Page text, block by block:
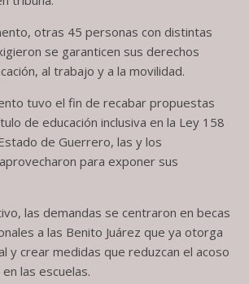
otras 45 personas con distintas
se garanticen sus derechos
al trabajo y a la movilidad.
tuvo el fin de recabar propuestas
de educación inclusiva en la Ley 158
de Guerrero, las y los
para exponer sus
las demandas se centraron en becas
a las Benito Juárez que ya otorga
y crear medidas que reduzcan el acoso
las escuelas.